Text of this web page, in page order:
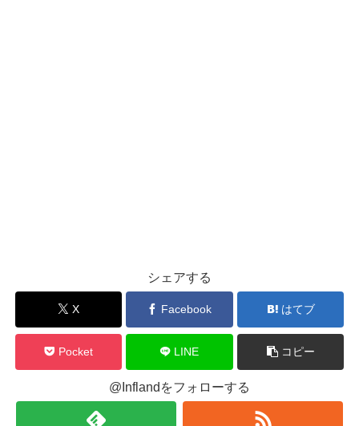
シェアする
X Facebook はてブ
Pocket LINE コピー
@Inflandをフォローする